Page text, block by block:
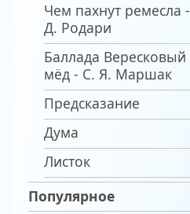
Чем пахнут ремесла -
Д. Родари
Баллада Вересковый
мёд - С. Я. Маршак
Предсказание
Дума
Листок
Популярное